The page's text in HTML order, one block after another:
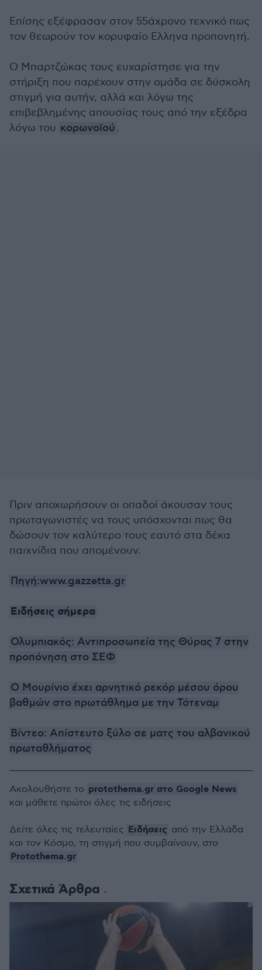
Επίσης εξέφρασαν στον 55άχρονο τεχνικό πως
τον θεωρούν τον κορυφαίο Ελληνα προπονητή.
Ο Μπαρτζώκας τους ευχαρίστησε για την
στήριξη που παρέχουν στην ομάδα σε δύσκολη
στιγμή για αυτήν, αλλά και λόγω της
επιβεβλημένης απουσίας τους από την εξέδρα
λόγω του κορωνοϊού .
Πριν αποχωρήσουν οι οπαδοί άκουσαν τους
πρωταγωνιστές να τους υπόσχονται πως θα
δώσουν τον καλύτερο τους εαυτό στα δέκα
παιχνίδια που απομένουν.
Πηγή:www.gazzetta.gr
Ειδήσεις σήμερα
Ολυμπιακός: Αντιπροσωπεία της Θύρας 7 στην
προπόνηση στο ΣΕΦ
Ο Μουρίνιο έχει αρνητικό ρεκόρ μέσου όρου
βαθμών στο πρωτάθλημα με την Τότεναμ
Βίντεο: Απίστευτο ξύλο σε ματς του αλβανικού
πρωταθλήματος
Σχετικά Άρθρα
Ακολουθήστε το protothema.gr στο Google News
και μάθετε πρώτοι όλες τις ειδήσεις
Δείτε όλες τις τελευταίες Ειδήσεις από την Ελλάδα
και τον Κόσμο, τη στιγμή που συμβαίνουν, στο
Protothema.gr